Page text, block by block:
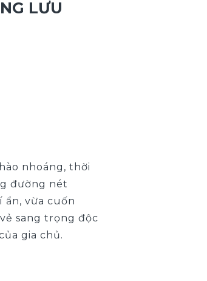
LƯU
nhoáng, thời
đường nét
ẩn, vừa cuốn
sang trọng độc
gia chủ.